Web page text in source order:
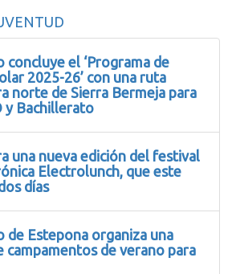
concluye el ‘Programa de
2025-26’ con una ruta
norte de Sierra Bermeja para
y Bachillerato
una nueva edición del festival
Electrolunch, que este
días
de Estepona organiza una
campamentos de verano para